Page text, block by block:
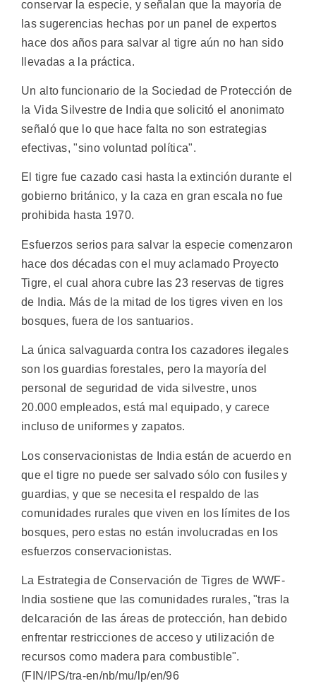
conservar la especie, y señalan que la mayoría de
las sugerencias hechas por un panel de expertos
hace dos años para salvar al tigre aún no han sido
llevadas a la práctica.
Un alto funcionario de la Sociedad de Protección de
la Vida Silvestre de India que solicitó el anonimato
señaló que lo que hace falta no son estrategias
efectivas, "sino voluntad política".
El tigre fue cazado casi hasta la extinción durante el
gobierno británico, y la caza en gran escala no fue
prohibida hasta 1970.
Esfuerzos serios para salvar la especie comenzaron
hace dos décadas con el muy aclamado Proyecto
Tigre, el cual ahora cubre las 23 reservas de tigres
de India. Más de la mitad de los tigres viven en los
bosques, fuera de los santuarios.
La única salvaguarda contra los cazadores ilegales
son los guardias forestales, pero la mayoría del
personal de seguridad de vida silvestre, unos
20.000 empleados, está mal equipado, y carece
incluso de uniformes y zapatos.
Los conservacionistas de India están de acuerdo en
que el tigre no puede ser salvado sólo con fusiles y
guardias, y que se necesita el respaldo de las
comunidades rurales que viven en los límites de los
bosques, pero estas no están involucradas en los
esfuerzos conservacionistas.
La Estrategia de Conservación de Tigres de WWF-
India sostiene que las comunidades rurales, "tras la
delcaración de las áreas de protección, han debido
enfrentar restricciones de acceso y utilización de
recursos como madera para combustible".
(FIN/IPS/tra-en/nb/mu/lp/en/96